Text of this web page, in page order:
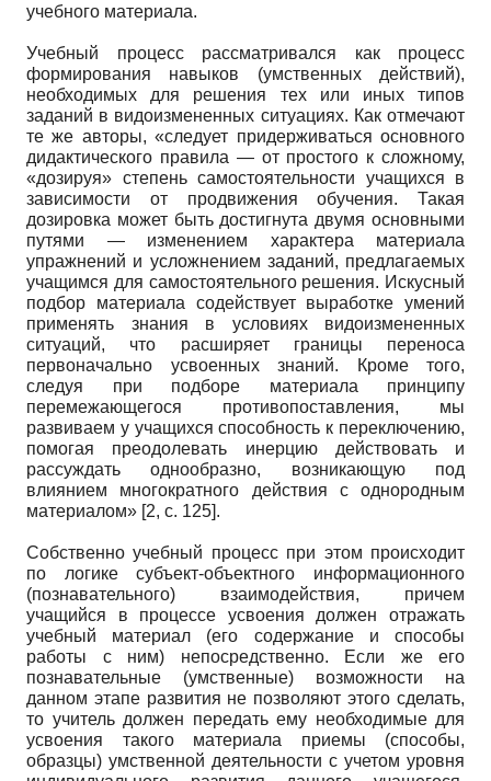
учебного материала.
Учебный процесс рассматривался как процесс
формирования навыков (умственных действий),
необходимых для решения тех или иных типов
заданий в видоизмененных ситуациях. Как отмечают
те же авторы, «следует придерживаться основного
дидактического правила — от простого к сложному,
«дозируя» степень самостоятельности учащихся в
зависимости от продвижения обучения. Такая
дозировка может быть достигнута двумя основными
путями — изменением характера материала
упражнений и усложнением заданий, предлагаемых
учащимся для самостоятельного решения. Искусный
подбор материала содействует выработке умений
применять знания в условиях видоизмененных
ситуаций, что расширяет границы переноса
первоначально усвоенных знаний. Кроме того,
следуя при подборе материала принципу
перемежающегося противопоставления, мы
развиваем у учащихся способность к переключению,
помогая преодолевать инерцию действовать и
рассуждать однообразно, возникающую под
влиянием многократного действия с однородным
материалом» [2, с. 125].
Собственно учебный процесс при этом происходит
по логике субъект-объектного информационного
(познавательного) взаимодействия, причем
учащийся в процессе усвоения должен отражать
учебный материал (его содержание и способы
работы с ним) непосредственно. Если же его
познавательные (умственные) возможности на
данном этапе развития не позволяют этого сделать,
то учитель должен передать ему необходимые для
усвоения такого материала приемы (способы,
образцы) умственной деятельности с учетом уровня